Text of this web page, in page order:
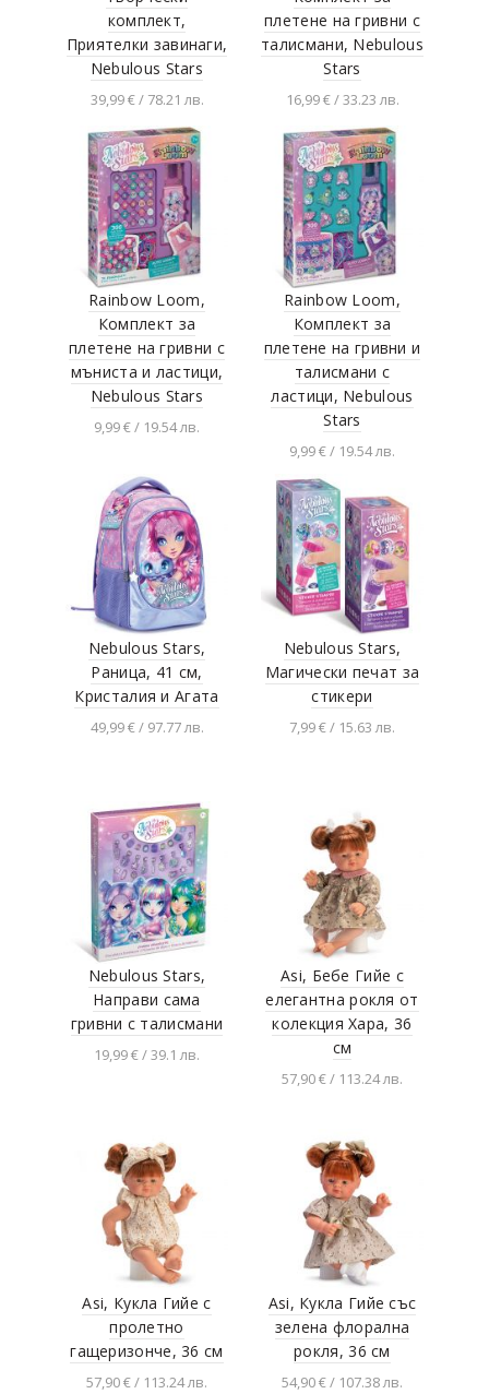
Keel Toys
Sequin art
Lego Duplo
Lumpin
Majorette
MATTEL
MONDO
Moose
Motor MAX
Niny
Noriel
Paladium games
Panasonic
Paola Reina
Pintoy
Play Land
Playmobil
Quercetti
Scotchi
Sense
Sew Cool
Siku
Simba
Dickie toys
Teifoc
THAMES & KOSMOS
TOPGAL
Totum
Trousselier
Welly
Woodyland
ZANZOON
комплект,
Приятелки завинаги,
Nebulous Stars
39,99 € / 78.21 лв.
Добавяне в
количката
плетене на гривни с
талисмани, Nebulous
Stars
16,99 € / 33.23 лв.
Добавяне в
количката
Rainbow Loom,
Комплект за
плетене на гривни с
мъниста и ластици,
Nebulous Stars
9,99 € / 19.54 лв.
количката
Rainbow Loom,
Комплект за
плетене на гривни и
талисмани с
ластици, Nebulous
Stars
9,99 € / 19.54 лв.
Добавяне в
количката
Nebulous Stars,
Раница, 41 см,
Кристалия и Агата
49,99 € / 97.77 лв.
Nebulous Stars,
Магически печат за
стикери
7,99 € / 15.63 лв.
Nebulous Stars,
Направи сама
гривни с талисмани
19,99 € / 39.1 лв.
Asi, Бебе Гийе с
елегантна рокля от
колекция Хара, 36
см
57,90 € / 113.24 лв.
Asi, Кукла Гийе с
пролетно
гащеризонче, 36 см
57,90 € / 113.24 лв.
Asi, Кукла Гийе със
зелена флорална
рокля, 36 см
54,90 € / 107.38 лв.